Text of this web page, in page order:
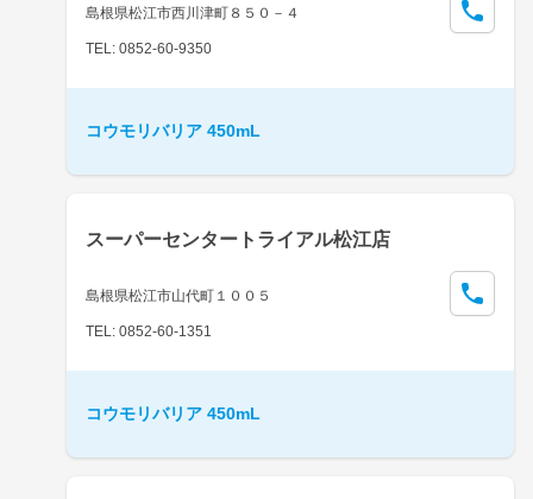
島根県松江市西川津町８５０－４
TEL: 0852-60-9350
コウモリバリア 450mL
スーパーセンタートライアル松江店
島根県松江市山代町１００５
TEL: 0852-60-1351
コウモリバリア 450mL